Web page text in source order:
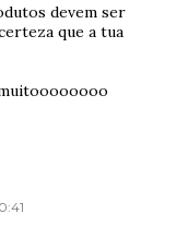
devem ser
que a tua